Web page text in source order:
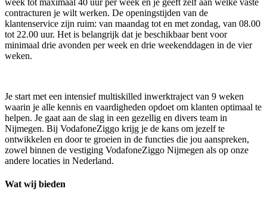
contracturen je wilt werken. De openingstijden van de
klantenservice zijn ruim: van maandag tot en met zondag, van 08.00
tot 22.00 uur. Het is belangrijk dat je beschikbaar bent voor
minimaal drie avonden per week en drie weekenddagen in de vier
weken.
Je start met een intensief multiskilled inwerktraject van 9 weken
waarin je alle kennis en vaardigheden opdoet om klanten optimaal te
helpen. Je gaat aan de slag in een gezellig en divers team in
Nijmegen. Bij VodafoneZiggo krijg je de kans om jezelf te
ontwikkelen en door te groeien in de functies die jou aanspreken,
zowel binnen de vestiging VodafoneZiggo Nijmegen als op onze
andere locaties in Nederland.
Wat wij bieden